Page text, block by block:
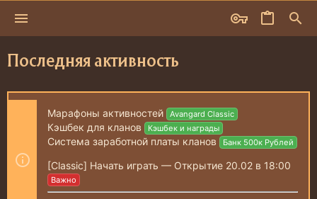
Последняя активность
Марафоны активностей Avangard Classic
Кэшбек для кланов Кэшбек и награды
Система заработной платы кланов Банк 500к Рублей
[Classic] Начать играть — Открытие 20.02 в 18:00
Важно